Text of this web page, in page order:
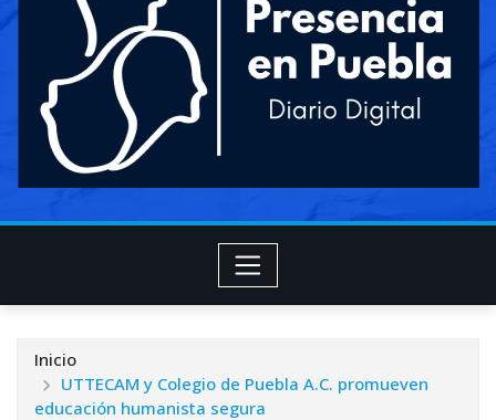
Inicio
UTTECAM y Colegio de Puebla A.C. promueven
educación humanista segura